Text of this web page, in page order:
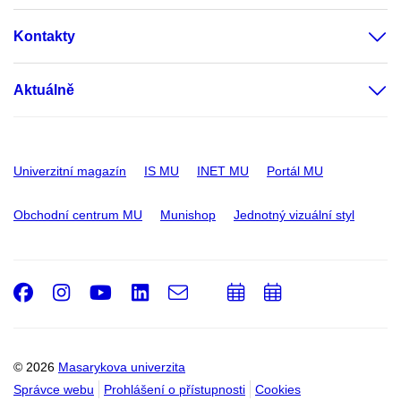
Kontakty
Aktuálně
Univerzitní magazín IS MU INET MU Portál MU
Obchodní centrum MU Munishop Jednotný vizuální styl
© 2026 Masarykova univerzita
Správce webu
Prohlášení o přístupnosti Cookies
Facebook
Instagram
Youtube
LinkedIn
e-
PřidatPřidat